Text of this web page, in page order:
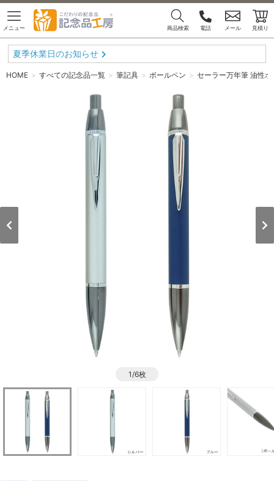
メニュー 商品検索 電話 メール 見積り
夏季休業日のお知らせ
HOME すべての記念品一覧 筆記具 ボールペン セーラー万年筆 油性
1/6枚